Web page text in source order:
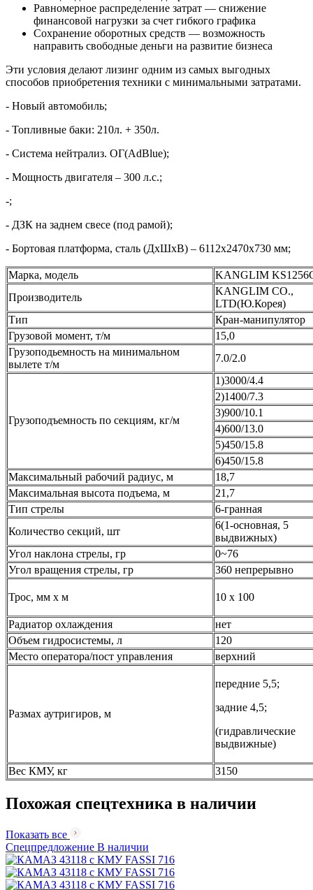
Равномерное распределение затрат — снижение
финансовой нагрузки за счет гибкого графика
Сохранение оборотных средств — возможность
направить свободные деньги на развитие бизнеса
Эти условия делают лизинг одним из самых выгодных
способов приобретения техники с минимальными затратами.
- Новый автомобиль;
- Топливные баки: 210л. + 350л.
- Система нейтрализ. ОГ(AdBlue);
- Мощность двигателя – 300 л.с.;
-;
- ДЗК на заднем свесе (под рамой);
- Бортовая платформа, сталь (ДхШхВ) – 6112х2470х730 мм;
Марка, модель
KANGLIM
Производитель
KANGLIM CO.,
LTD(Ю.Корея)
Тип
Кран-манипулятор
Грузовой момент, т/м
15,0
Грузоподьемность на минимальном
вылете т/м
7.0/2.0
Грузоподъемность по секциям, кг/м
1)3000/4.4
2)1400/7.3
3)900/10.1
4)600/13.0
5)450/15.8
6)450/15.8
Максимальный рабочий радиус, м
18,7
Максимальная высота подъема, м
21,7
Тип стрелы
6-гранная
Количество секций, шт
6(1-основная, 5
выдвижных)
Угол наклона стрелы, гр
0~76
Угол вращения стрелы, гр
360 непрерывно
Трос, мм x м 10 х 100
Радиатор охлаждения
нет
Объем гидросистемы, л
120
Место оператора/пост управления
верхний
Размах аутригиров, м
передние 5,5;
задние 4,5;
(гидравлические
выдвижные)
Вес КМУ, кг 3150
Похожая спецтехника в наличии
Показать все
Спецпредложение В наличии